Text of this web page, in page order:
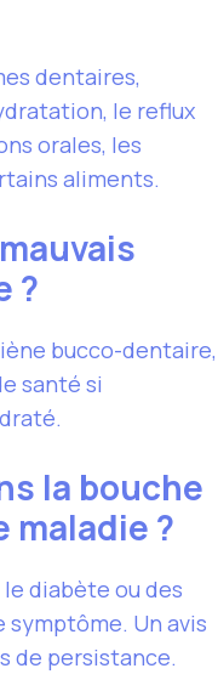
dentaires,
le reflux
orales, les
aliments.
?
bucco-dentaire,
santé si
la bouche
maladie ?
diabète ou des
Un avis
de persistance.